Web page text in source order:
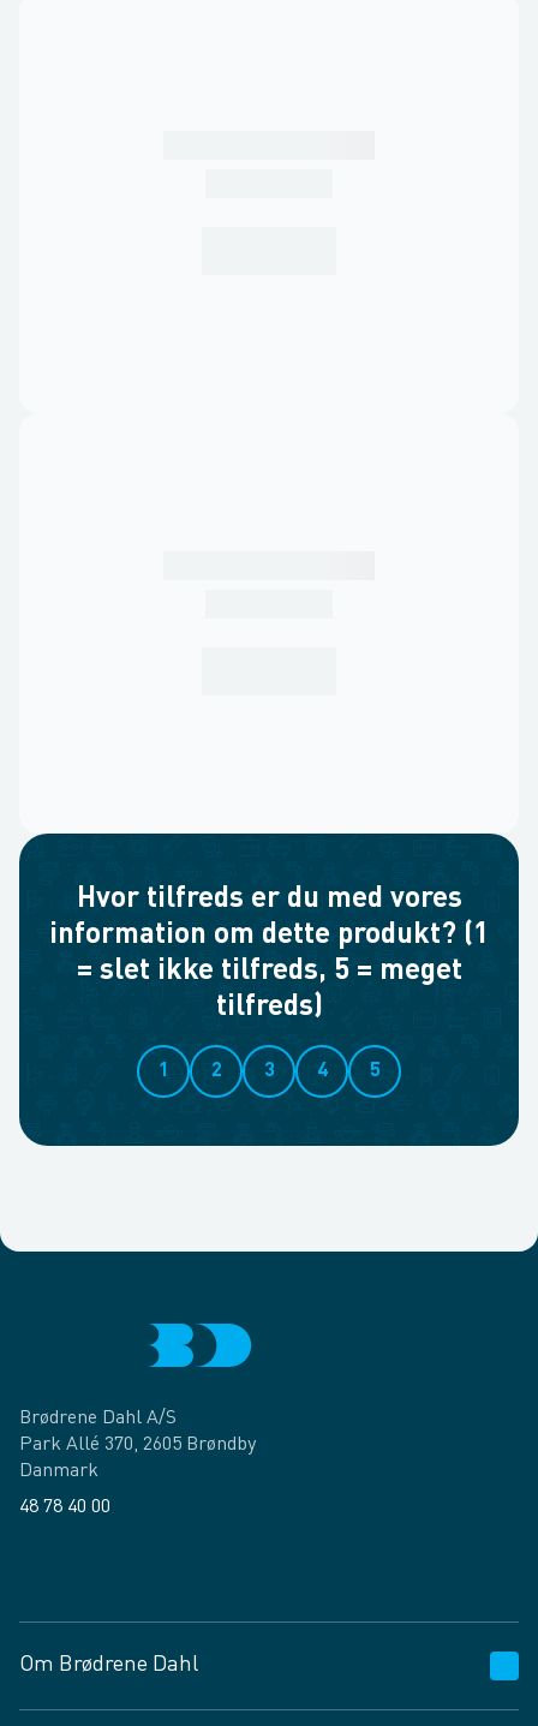
Hvor tilfreds er du med vores
information om dette produkt? (1
= slet ikke tilfreds, 5 = meget
tilfreds)
1 2 3 4 5
Brødrene Dahl A/S
Park Allé 370, 2605 Brøndby
Danmark
48 78 40 00
Om Brødrene Dahl